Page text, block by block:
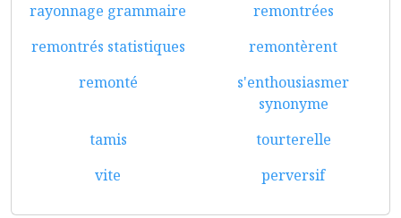
rayonnage grammaire
remontrées
remontrés statistiques
remontèrent
remonté
s'enthousiasmer
synonyme
tamis
tourterelle
vite
perversif